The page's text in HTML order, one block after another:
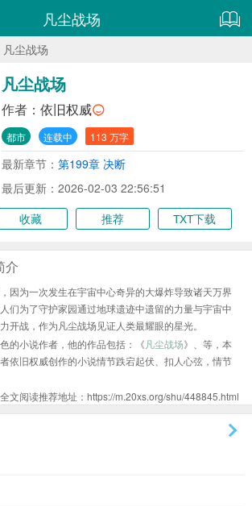
凡尘战场
凡尘战场
凡尘战场
作者： 依旧权威
都市 连载中 113 万字
最新章节： 第199章 决断
最后更新：2026-02-03 22:56:51
收藏 推荐 TXT下载
介
因为一次发生在宇宙中心奇异的大爆炸导致诸天万界
们为了守护家园通过地球遗迹中遗留的力量与宇宙中
开战，作为凡尘战场见证人类最耀眼的星光。
的小说作者，他的作品包括：《凡尘战场》、等，本
依旧权威创作的小说情节跌宕起伏、扣人心弦，情节
文阅读推荐地址：https://m.20xs.org/shu/448845.html